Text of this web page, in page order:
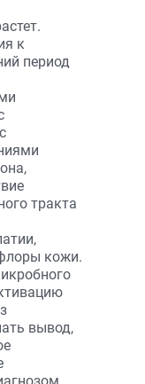
к
период
тракта
кожи.
вывод,